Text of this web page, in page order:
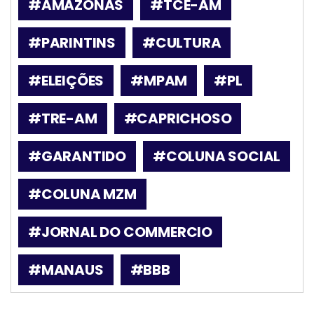
#AMAZONAS
#TCE-AM
#PARINTINS
#CULTURA
#ELEIÇÕES
#MPAM
#PL
#TRE-AM
#CAPRICHOSO
#GARANTIDO
#COLUNA SOCIAL
#COLUNA MZM
#JORNAL DO COMMERCIO
#MANAUS
#BBB